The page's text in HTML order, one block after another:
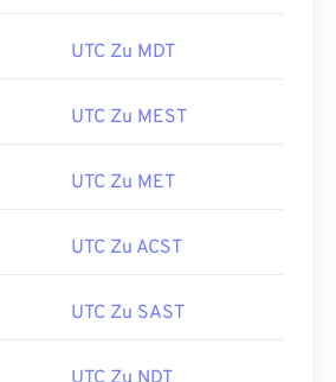
UTC Zu MDT
UTC Zu MEST
UTC Zu MET
UTC Zu ACST
UTC Zu SAST